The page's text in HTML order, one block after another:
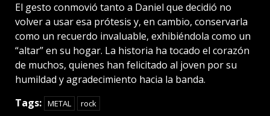
El gesto conmovió tanto a Daniel que decidió no
volver a usar esa prótesis y, en cambio, conservarla
como un recuerdo invaluable, exhibiéndola como un
“altar” en su hogar. La historia ha tocado el corazón
de muchos, quienes han felicitado al joven por su
humildad y agradecimiento hacia la banda.
Tags: METAL rock